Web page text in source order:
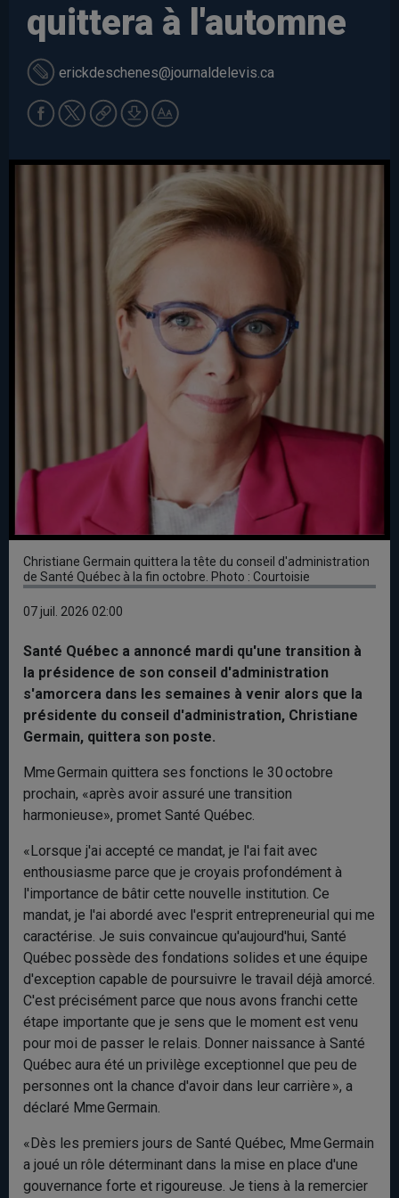
quittera à l'automne
erickdeschenes@journaldelevis.ca
Christiane Germain quittera la tête du conseil d'administration
de Santé Québec à la fin octobre. Photo : Courtoisie
07 juil. 2026 02:00
Santé Québec a annoncé mardi qu'une transition à
la présidence de son conseil d'administration
s'amorcera dans les semaines à venir alors que la
présidente du conseil d'administration, Christiane
Germain, quittera son poste.
Mme Germain quittera ses fonctions le 30 octobre
prochain, «après avoir assuré une transition
harmonieuse», promet Santé Québec.
«Lorsque j'ai accepté ce mandat, je l'ai fait avec
enthousiasme parce que je croyais profondément à
l'importance de bâtir cette nouvelle institution. Ce
mandat, je l'ai abordé avec l'esprit entrepreneurial qui me
caractérise. Je suis convaincue qu'aujourd'hui, Santé
Québec possède des fondations solides et une équipe
d'exception capable de poursuivre le travail déjà amorcé.
C'est précisément parce que nous avons franchi cette
étape importante que je sens que le moment est venu
pour moi de passer le relais. Donner naissance à Santé
Québec aura été un privilège exceptionnel que peu de
personnes ont la chance d'avoir dans leur carrière », a
déclaré Mme Germain.
«Dès les premiers jours de Santé Québec, Mme Germain
a joué un rôle déterminant dans la mise en place d'une
gouvernance forte et rigoureuse. Je tiens à la remercier